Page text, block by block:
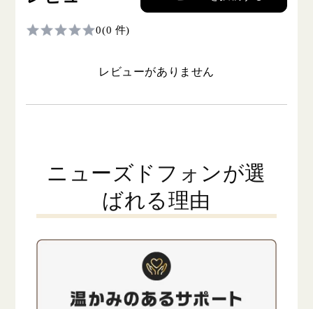
0(0 件)
レビューがありません
ニューズドフォンが選
ばれる理由